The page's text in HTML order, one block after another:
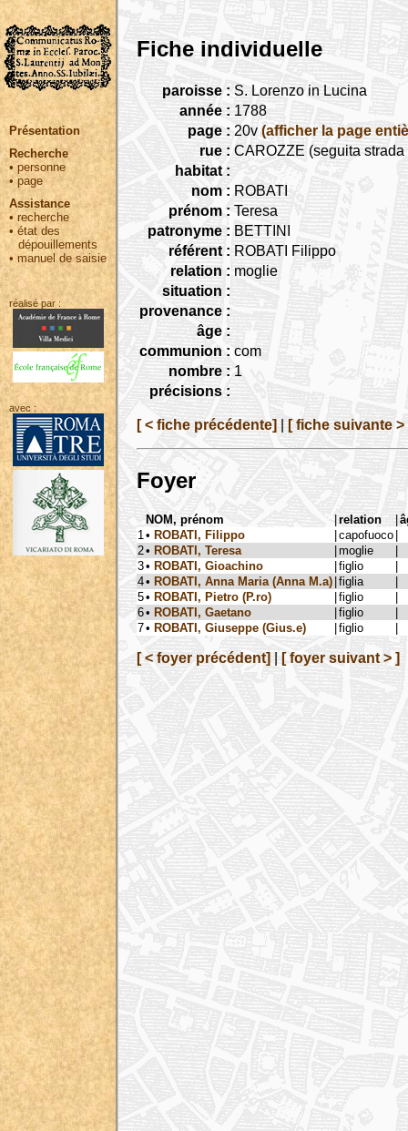
Présentation
Recherche
• personne
•page
Assistance
• recherche
•état des
dépouillements
•manuel de saisie
réalisé par :
avec :
Fiche individuelle
paroisse : S. Lorenzo in Lucina
année : 1788
page : 20v (afficher la page
rue : CAROZZE (seguita
habitat :
nom : ROBATI
prénom : Teresa
patronyme : BETTINI
référent : ROBATI Filippo
relation : moglie
situation :
provenance :
âge :
communion : com
nombre : 1
précisions :
[ < fiche précédente] [ fiche suivante >
Foyer
NOM, prénom |relation |
1 • ROBATI, Filippo |capofuoco |
2• ROBATI, Teresa |moglie
|
3• ROBATI, Gioachino |figlio
|
4• ROBATI, Anna Maria (Anna M.a) |figlia
|
5• ROBATI, Pietro (P.ro) |figlio
|
6• ROBATI, Gaetano |figlio
|
7• ROBATI, Giuseppe (Gius.e) |figlio |
[ < foyer précédent] [ foyer suivant > ]